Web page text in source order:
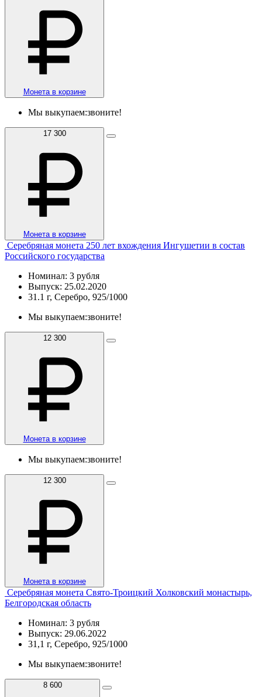
Монета в корзине
Мы выкупаем:звоните!
17 300
Монета в корзине
Серебряная монета 250 лет вхождения Ингушетии в состав
Российского государства
Номинал: 3 рубля
Выпуск: 25.02.2020
31.1 г, Серебро, 925/1000
Мы выкупаем:звоните!
12 300
Монета в корзине
Мы выкупаем:звоните!
12 300
Монета в корзине
Серебряная монета Свято-Троицкий Холковский монастырь,
Белгородская область
Номинал: 3 рубля
Выпуск: 29.06.2022
31,1 г, Серебро, 925/1000
Мы выкупаем:звоните!
8 600